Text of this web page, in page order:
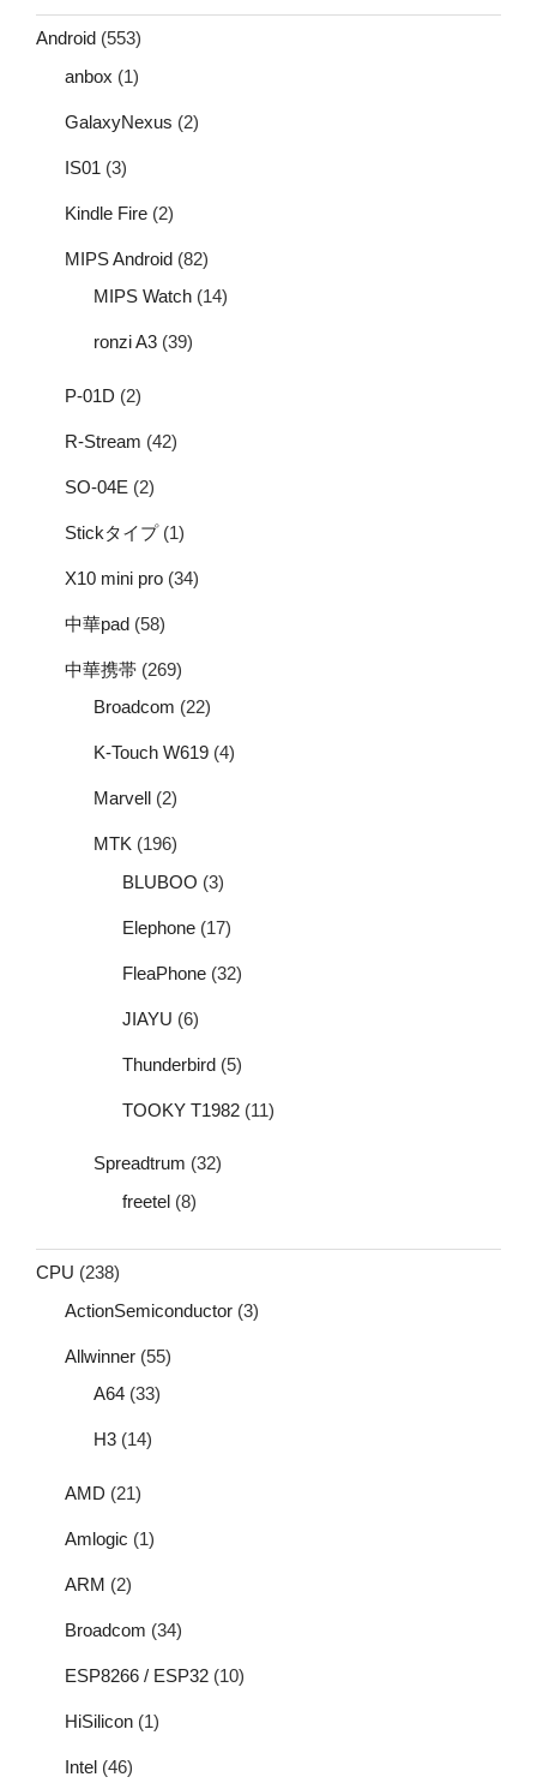
Android (553)
anbox (1)
GalaxyNexus (2)
IS01 (3)
Kindle Fire (2)
MIPS Android (82)
MIPS Watch (14)
ronzi A3 (39)
P-01D (2)
R-Stream (42)
SO-04E (2)
Stickタイプ(1)
X10 mini pro (34)
中華pad (58)
中華携帯 (269)
Broadcom (22)
K-Touch W619 (4)
Marvell (2)
MTK (196)
BLUBOO (3)
Elephone (17)
FleaPhone (32)
JIAYU (6)
Thunderbird (5)
TOOKY T1982 (11)
Spreadtrum (32)
freetel (8)
CPU (238)
ActionSemiconductor (3)
Allwinner (55)
A64 (33)
H3 (14)
AMD (21)
Amlogic (1)
ARM (2)
Broadcom (34)
ESP8266 / ESP32 (10)
HiSilicon (1)
Intel (46)